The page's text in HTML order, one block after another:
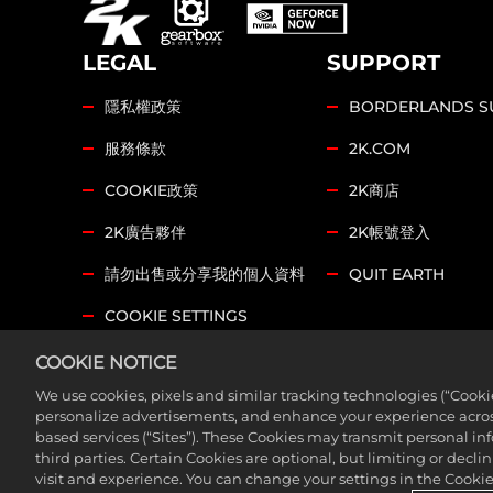
LEGAL
隱私權政策
服務條款
COOKIE政策
2K廣告夥伴
請勿出售或分享我的個人資料
COOKIE SETTINGS
SUPPORT
BORDERLANDS
2K.COM
2K商店
2K帳號登入
QUIT EARTH
©2026 Gearbox Software。2K Games發行。
Software, Inc.的商標。所有其他標誌及商標皆為其各自所
如果你要找的是「Borderlands Research Institute」，
COOKIE NOTICE
We use cookies, pixels and similar tracking technologies
personalize advertisements, and enhance your experience
based services (“Sites”). These Cookies may transmit
third parties. Certain Cookies are optional, but limiting or
visit and experience. You can change your settings in the